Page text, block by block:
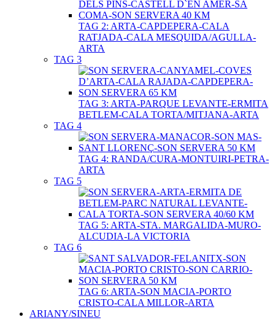
TAG 2: ARTA-CAPDEPERA-CALA
RATJADA-CALA MESQUIDA/AGULLA-
ARTA
TAG 3
TAG 3: ARTA-PARQUE LEVANTE-ERMITA
BETLEM-CALA TORTA/MITJANA-ARTA
TAG 4
TAG 4: RANDA/CURA-MONTUIRI-PETRA-
ARTA
TAG 5
TAG 5: ARTA-STA. MARGALIDA-MURO-
ALCUDIA-LA VICTORIA
TAG 6
TAG 6: ARTA-SON MACIA-PORTO
CRISTO-CALA MILLOR-ARTA
ARIANY/SINEU